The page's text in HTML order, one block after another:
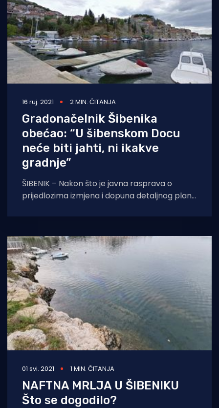
16 ruj. 2021 2 MIN. ČITANJA
Gradonačelnik Šibenika
obećao: “U šibenskom Docu
neće biti jahti, ni ikakve
gradnje”
ŠIBENIK – Nakon što je javna rasprava o
prijedlozima izmjena i dopuna detaljnog plana
luke Pekovac
01 svi. 2021 1 MIN. ČITANJA
NAFTNA MRLJA U ŠIBENIKU
Što se dogodilo?